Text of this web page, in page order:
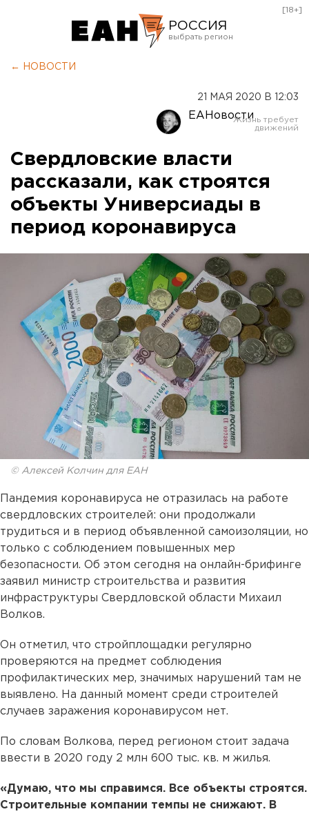
РОССИЯ
Оренбург
[18+]
← НОВОСТИ
21 МАЯ 2020 В 12:03
ЕАНовости
Свердловские власти
рассказали, как строятся
объекты Универсиады в
период коронавируса
© Алексей Колчин для ЕАН
Пандемия коронавируса не отразилась на работе
свердловских строителей: они продолжали
трудиться и в период объявленной самоизоляции, но
только с соблюдением повышенных мер
безопасности. Об этом сегодня на онлайн-брифинге
заявил министр строительства и развития
инфраструктуры Свердловской области Михаил
Волков.
Он отметил, что стройплощадки регулярно
проверяются на предмет соблюдения
профилактических мер, значимых нарушений там не
выявлено. На данный момент среди строителей
случаев заражения коронавирусом нет.
По словам Волкова, перед регионом стоит задача
ввести в 2020 году 2 млн 600 тыс. кв. м жилья.
«Думаю, что мы справимся. Все объекты строятся.
Строительные компании темпы не снижают. В